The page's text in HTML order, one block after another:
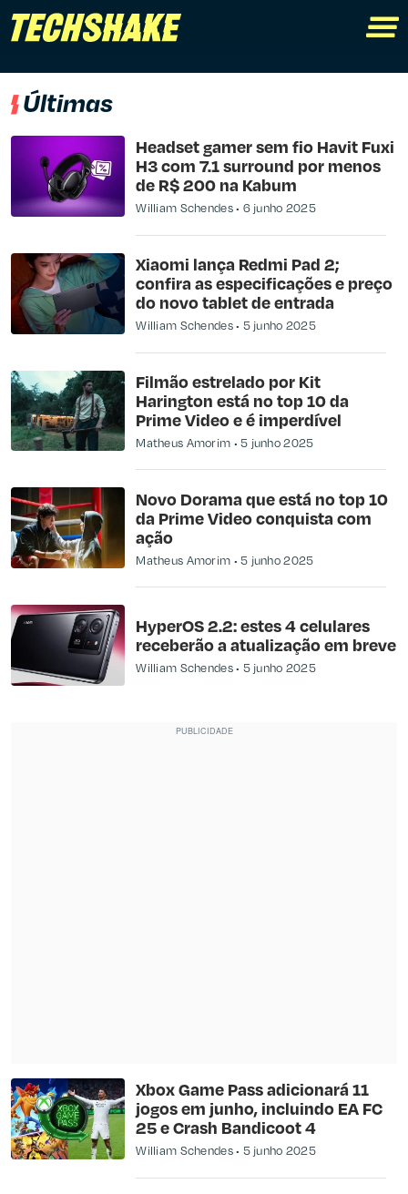
Últimas
Headset gamer sem fio Havit Fuxi
H3 com 7.1 surround por menos
de R$ 200 na Kabum
William Schendes 6 junho 2025
Xiaomi lança Redmi Pad 2;
confira as especificações e preço
do novo tablet de entrada
William Schendes 5 junho 2025
Filmão estrelado por Kit
Harington está no top 10 da
Prime Video e é imperdível
Matheus Amorim 5 junho 2025
Novo Dorama que está no top 10
da Prime Video conquista com
ação
Matheus Amorim 5 junho 2025
HyperOS 2.2: estes 4 celulares
receberão a atualização em breve
William Schendes 5 junho 2025
Xbox Game Pass adicionará 11
jogos em junho, incluindo EA FC
25 e Crash Bandicoot 4
William Schendes 5 junho 2025